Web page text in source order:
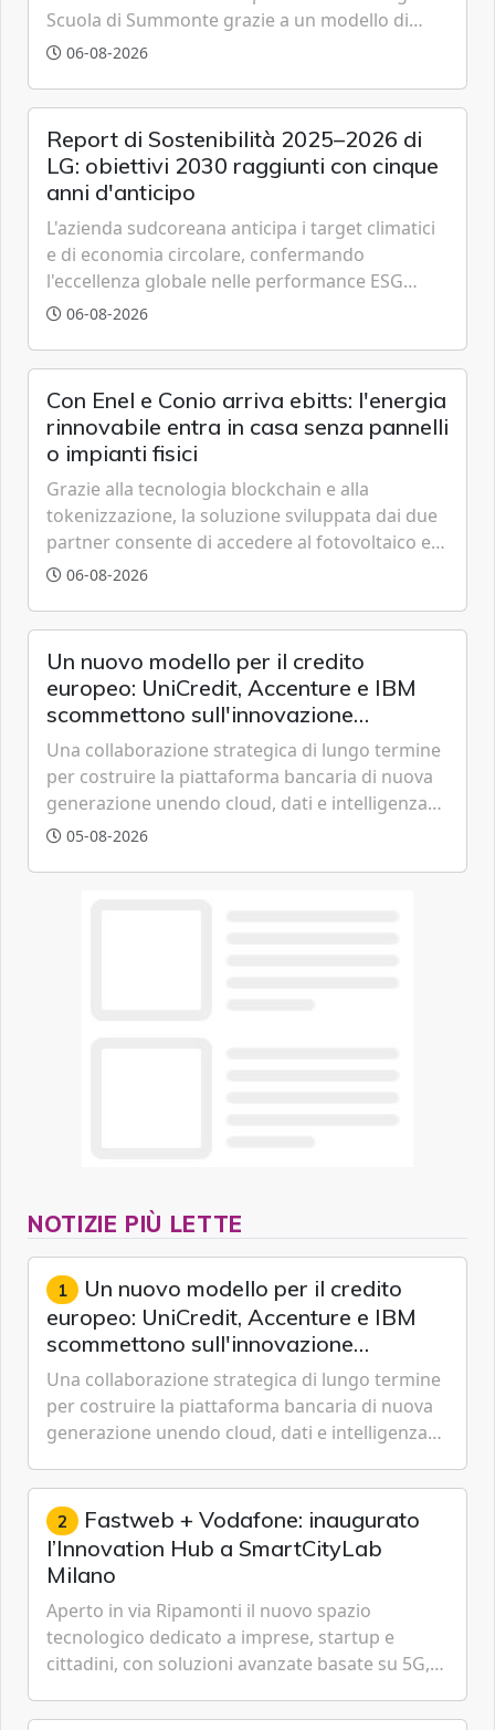
Scuola di Summonte grazie a un modello di
partenariato pubblico-privato e a una rete di
06-08-2026
Report di Sostenibilità 2025–2026 di
LG: obiettivi 2030 raggiunti con cinque
anni d'anticipo
L'azienda sudcoreana anticipa i target climatici
e di economia circolare, confermando
l'eccellenza globale nelle performance ESG
grazie a innovazione, accessibilità e governance
06-08-2026
Con Enel e Conio arriva ebitts: l'energia
rinnovabile entra in casa senza pannelli
o impianti fisici
Grazie alla tecnologia blockchain e alla
tokenizzazione, la soluzione sviluppata dai due
partner consente di accedere al fotovoltaico e
all'eolico ottenendo risparmi diretti in bolletta,
06-08-2026
Un nuovo modello per il credito
europeo: UniCredit, Accenture e IBM
scommettono sull'innovazione
tecnologica
Una collaborazione strategica di lungo termine
per costruire la piattaforma bancaria di nuova
generazione unendo cloud, dati e intelligenza
artificiale.
05-08-2026
NOTIZIE PIÙ LETTE
1 Un nuovo modello per il credito
europeo: UniCredit, Accenture e IBM
scommettono sull'innovazione
tecnologica
Una collaborazione strategica di lungo termine
per costruire la piattaforma bancaria di nuova
generazione unendo cloud, dati e intelligenza
2 Fastweb + Vodafone: inaugurato
l’Innovation Hub a SmartCityLab
Milano
Aperto in via Ripamonti il nuovo spazio
tecnologico dedicato a imprese, startup e
cittadini, con soluzioni avanzate basate su 5G,
Cybersecurity.